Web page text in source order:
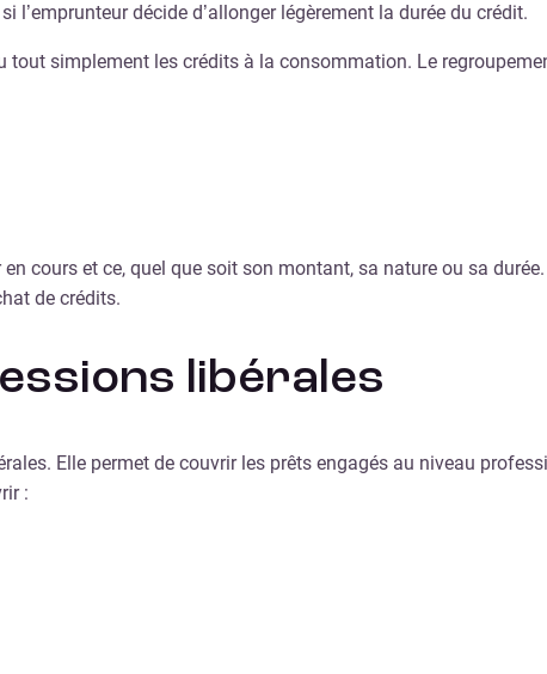
décide d’allonger légèrement la durée du crédit.
simplement les crédits à la consommation. Le
cours et ce, quel que soit son montant, sa nature ou sa
de crédits.
libérales
Elle permet de couvrir les prêts engagés au niveau
: